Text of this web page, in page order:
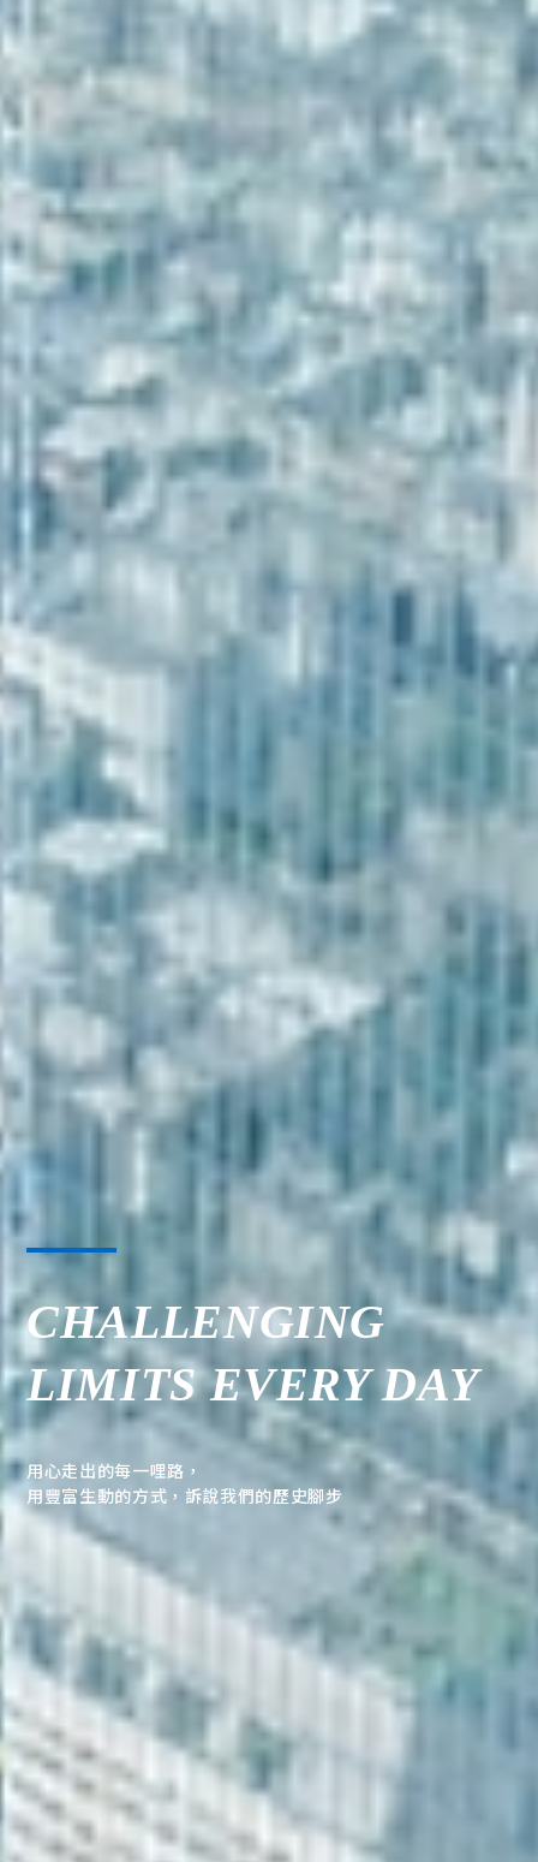
CHALLENGING
LIMITS EVERY DAY
用心走出的每一哩路，
用豐富生動的方式，訴說我們的歷史腳步